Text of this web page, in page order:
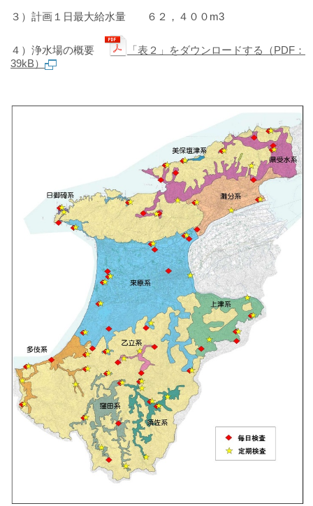
３）計画１日最大給水量 ６２，４００m3
４）浄水場の概要
「表２」をダウンロードする（PDF：
39kB）